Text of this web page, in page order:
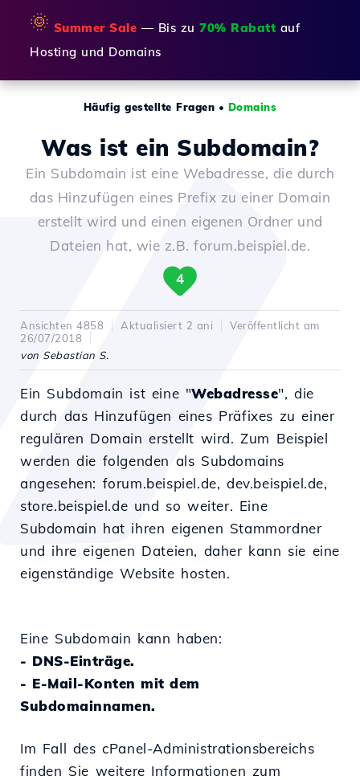
🌞 Summer Sale — Bis zu 70% Rabatt auf
Hosting und Domains
Häufig gestellte Fragen • Domains
Was ist ein Subdomain?
Ein Subdomain ist eine Webadresse, die durch
das Hinzufügen eines Prefix zu einer Domain
erstellt wird und einen eigenen Ordner und
Dateien hat, wie z.B. forum.beispiel.de.
4
Ansichten 4858 Aktualisiert 2 ani
Veröffentlicht am
26/07/2018
von Sebastian S.
Ein Subdomain ist eine "Webadresse", die
durch das Hinzufügen eines Präfixes zu einer
regulären Domain erstellt wird. Zum Beispiel
werden die folgenden als Subdomains
angesehen: forum.beispiel.de, dev.beispiel.de,
store.beispiel.de und so weiter. Eine
Subdomain hat ihren eigenen Stammordner
und ihre eigenen Dateien, daher kann sie eine
eigenständige Website hosten.
Eine Subdomain kann haben:
- DNS-Einträge.
- E-Mail-Konten mit dem
Subdomainnamen.
Im Fall des cPanel-Administrationsbereichs
finden Sie weitere Informationen zum